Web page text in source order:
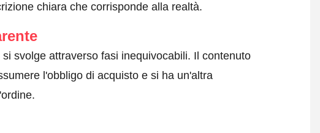
chiara che corrisponde alla realtà.
svolge attraverso fasi inequivocabili. Il contenuto
l'obbligo di acquisto e si ha un'altra